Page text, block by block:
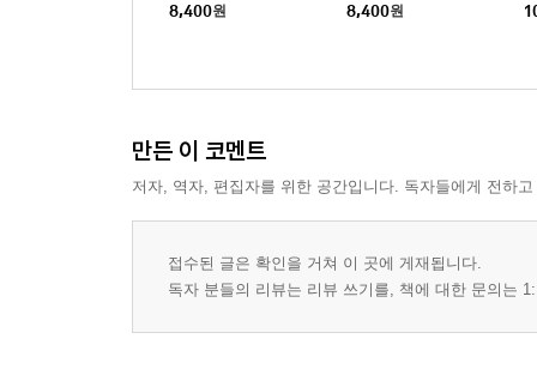
8,400원 8,400원
만든 이 코멘트
저자, 역자, 편집자를 위한 공간입니다. 독자들에게 전하
접수된 글은 확인을 거쳐 이 곳에 게재됩니다.
독자 분들의 리뷰는 리뷰 쓰기를, 책에 대한 문의는